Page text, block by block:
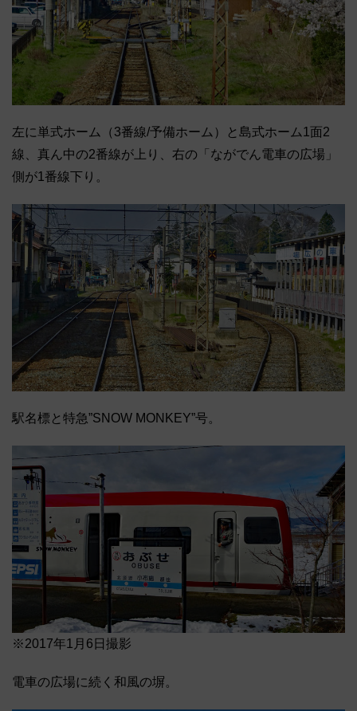
左に単式ホーム（3番線/予備ホーム）と島式ホーム1面2
線、真ん中の2番線が上り、右の「ながでん電車の広場」
側が1番線下り。
駅名標と特急”SNOW MONKEY”号。
※2017年1月6日撮影
電車の広場に続く和風の塀。